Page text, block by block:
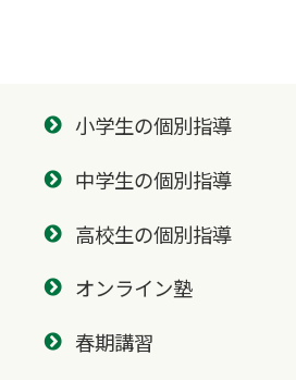
小学生の個別指導
中学生の個別指導
高校生の個別指導
オンライン塾
春期講習